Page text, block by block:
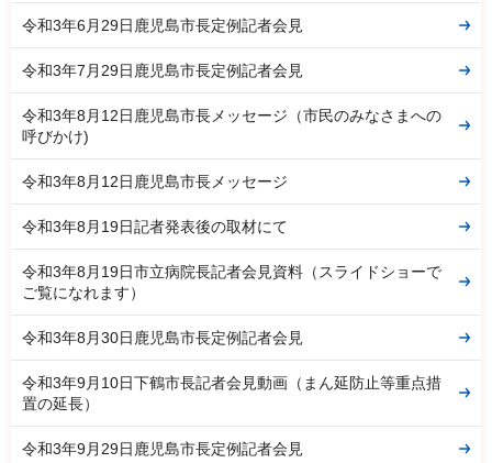
令和3年6月29日鹿児島市長定例記者会見
令和3年7月29日鹿児島市長定例記者会見
令和3年8月12日鹿児島市長メッセージ（市民のみなさまへの
呼びかけ)
令和3年8月12日鹿児島市長メッセージ
令和3年8月19日記者発表後の取材にて
令和3年8月19日市立病院長記者会見資料（スライドショーで
ご覧になれます）
令和3年8月30日鹿児島市長定例記者会見
令和3年9月10日下鶴市長記者会見動画（まん延防止等重点措
置の延長）
令和3年9月29日鹿児島市長定例記者会見